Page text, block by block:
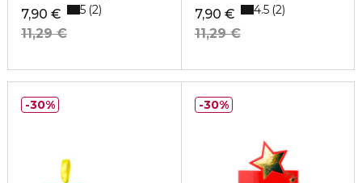
7,90 €
11,29 €
5 2
7,90 €
11,29 €
4.5 2
30% 30%